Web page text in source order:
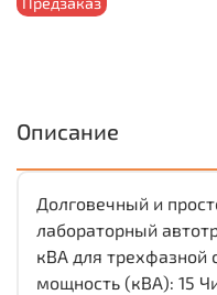
Описание
Долговечный и
лабораторный
кВА для трехфазной
мощность (кВА): 15